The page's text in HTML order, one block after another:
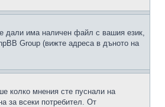
дали има наличен файл с вашия език,
Group (вижте адреса в дъното на
колко мнения сте пуснали на
за всеки потребител. От